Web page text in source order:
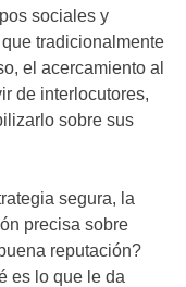
sociales y
tradicionalmente
el acercamiento al
de interlocutores,
sobre sus
segura, la
precisa sobre
reputación?
es lo que le da